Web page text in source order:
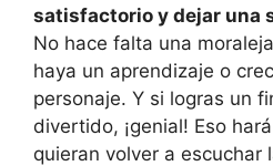
satisfactorio ⁢y ‍dejar una
No hace ⁣falta ⁢una
haya un⁢ aprendizaje o
personaje.‍ Y si logras un
⁣divertido, ¡genial!‍ Eso
quieran volver a‍ escuchar